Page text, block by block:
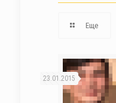
Еще
23.01.2015